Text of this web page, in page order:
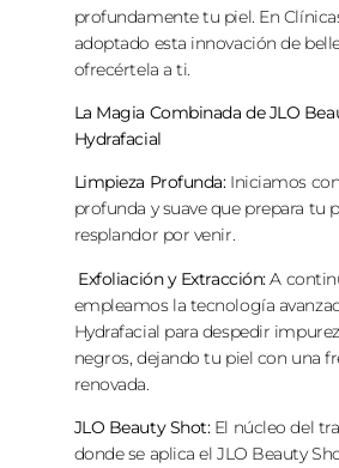
profundamente tu piel. En
adoptado esta innovación de
ofrecértela a ti.
La Magia Combinada de JLO
Hydrafacial
Limpieza Profunda:Iniciamos
profunda y suave que prepara tu
resplandor por venir.
Exfoliación y Extracción:A
empleamos la tecnología
Hydrafacial para despedir
negros, dejando tu piel con una
renovada.
JLO Beauty Shot:El núcleo del
donde se aplica el JLO Beauty